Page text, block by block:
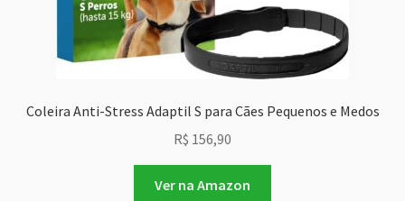
Coleira Anti-Stress Adaptil S para Cães Pequenos e Medos
R$ 156,90
Ver na Amazon